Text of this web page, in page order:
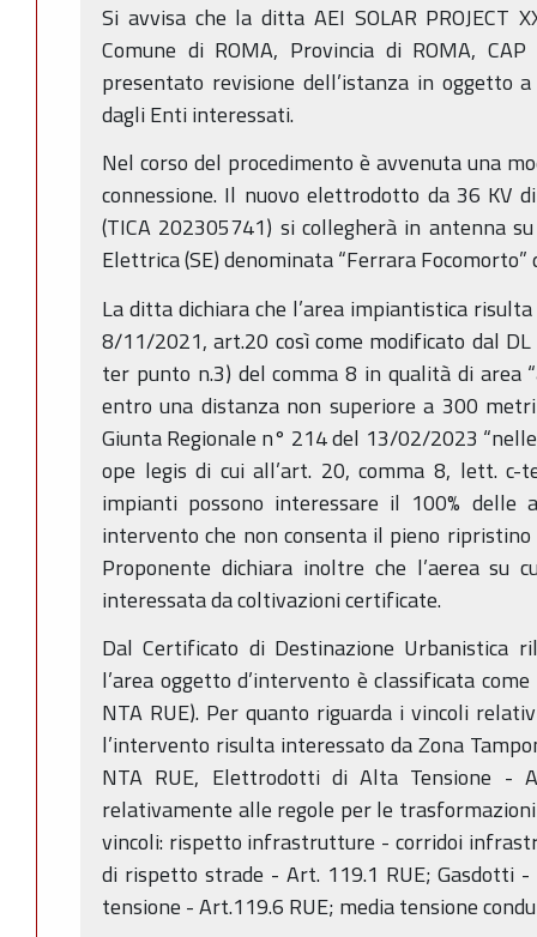
Si avvisa che la ditta AEI SOLAR PROJECT
Comune di ROMA, Provincia di ROMA,
presentato revisione dell’istanza in oggetto
dagli Enti interessati.
Nel corso del procedimento è avvenuta una
connessione. Il nuovo elettrodotto da 36 KV
(TICA 202305741) si collegherà in antenna
Elettrica (SE) denominata “Ferrara
La ditta dichiara che l’area impiantistica
8/11/2021, art.20 così come modificato dal
ter punto n.3) del comma 8 in qualità di area
entro una distanza non superiore a 300
Giunta Regionale n° 214 del 13/02/2023
ope legis di cui all’art. 20, comma 8, lett.
impianti possono interessare il 100% delle
intervento che non consenta il pieno ripristino
Proponente dichiara inoltre che l’aerea su
interessata da coltivazioni certificate.
Dal Certificato di Destinazione Urbanistica
l’area oggetto d’intervento è classificata
NTA RUE). Per quanto riguarda i vincoli
l’intervento risulta interessato da Zona
NTA RUE, Elettrodotti di Alta Tensione -
relativamente alle regole per le
vincoli: rispetto infrastrutture - corridoi
di rispetto strade - Art. 119.1 RUE; Gasdotti
tensione - Art.119.6 RUE; media tensione